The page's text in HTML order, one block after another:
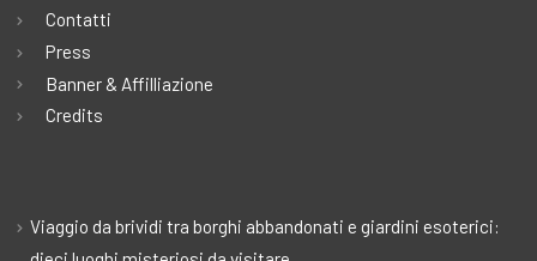
Contatti
Press
Banner & Affilliazione
Credits
Viaggio da brividi tra borghi abbandonati e giardini esoterici: